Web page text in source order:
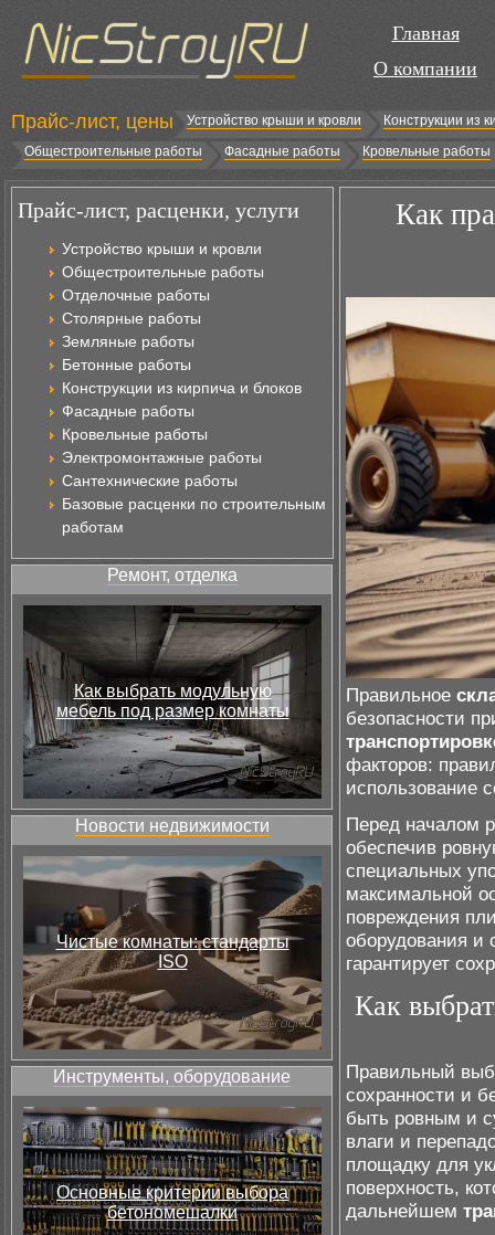
Главная
О компании
Прайс-лист, цены Устройство крыши и кровли
Конструкции из
Общестроительные работы
Фасадные работы Кровельные работы
Прайс-лист, расценки, услуги
Устройство крыши и кровли
Общестроительные работы
Отделочные работы
Столярные работы
Земляные работы
Бетонные работы
Конструкции из кирпича и блоков
Фасадные работы
Кровельные работы
Электромонтажные работы
Сантехнические работы
Базовые расценки по строительным
работам
Ремонт, отделка
Как выбрать модульную
мебель под размер комнаты
Новости недвижимости
Чистые комнаты: стандарты
ISO
Инструменты, оборудование
Основные критерии выбора
бетономешалки
Как
Правильное
безопасности
факторов:
использование
Перед началом
обеспечив
специальных
максимальной
повреждения
оборудования и
гарантирует
Как
Правильный
сохранности и
быть ровным и
влаги и
площадку для
поверхность,
дальнейшем